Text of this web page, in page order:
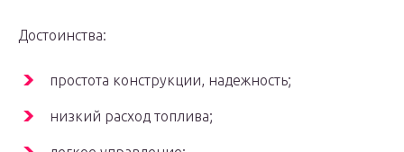
Достоинства:
простота конструкции, надежность;
низкий расход топлива;